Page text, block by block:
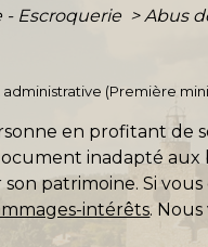
- Escroquerie > Abus
(Première
en profitant de
inadapté
patrimoine. Si
intérêts.